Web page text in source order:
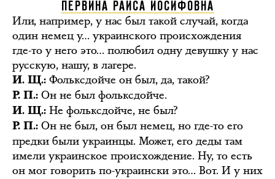
ПЕРВИНА РАИСА ИОСИФОВНА
Или, например, у нас был такой случай, когда
один немец у… украинского происхождения
где-то у него это… полюбил одну девушку у нас
русскую, нашу, в лагере.
И. Щ.: Фольксдойче он был, да, такой?
Р. П.: Он не был фольксдойче.
И. Щ.: Не фольксдойче, не был?
Р. П.: Он не был, он был немец, но где-то его
предки были украинцы. Может, его деды там
имели украинское происхождение. Ну, то есть
он мог говорить по-украински это… Вот. И у них